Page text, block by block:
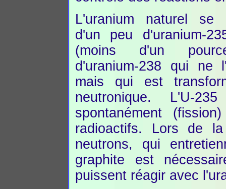
L'uranium naturel se
d'un peu d'uranium-
(moins d'un
d'uranium-238 qui ne
mais qui est
neutronique. L'U-
spontanément
radioactifs. Lors de
neutrons, qui
graphite est
puissent réagir avec